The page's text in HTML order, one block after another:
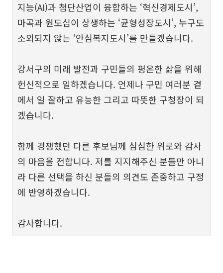
지능(AI)과 첨단산업이 융합하는 ‘혁신경제도시’,
마곡과 원도심이 상생하는 ‘균형성장도시’, 누구도
소외되지 않는 ‘안심복지도시’를 만들겠습니다.
강서구의 미래 발전과 구민들의 평온한 삶을 위해
헌신적으로 일하겠습니다. 언제나 구민 여러분 곁
에서 일 잘하고 유능한 그리고 따뜻한 구청장이 되
겠습니다.
함께 경쟁했던 다른 후보님께 심심한 위로와 감사
의 마음을 전합니다. 저를 지지해주신 분들만 아니
라 다른 선택을 하신 분들의 의견도 존중하고 구정
에 반영하겠습니다.
감사합니다.